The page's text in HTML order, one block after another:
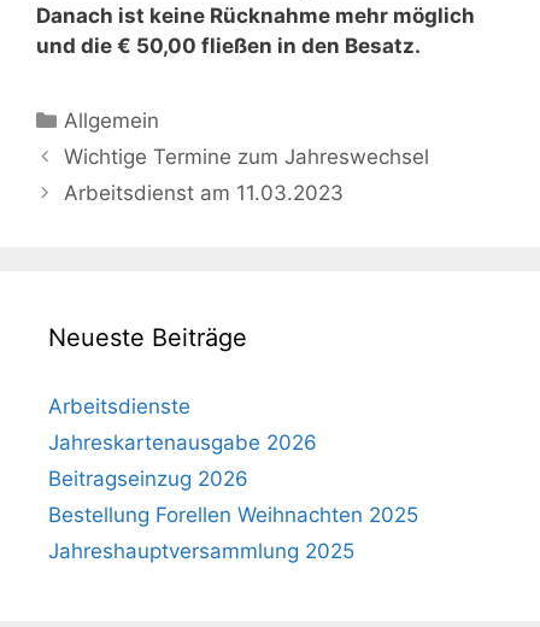
Danach ist keine Rücknahme mehr möglich
und die € 50,00 fließen in den Besatz.
Kategorien
Allgemein
Wichtige Termine zum Jahreswechsel
Arbeitsdienst am 11.03.2023
Neueste Beiträge
Arbeitsdienste
Jahreskartenausgabe 2026
Beitragseinzug 2026
Bestellung Forellen Weihnachten 2025
Jahreshauptversammlung 2025